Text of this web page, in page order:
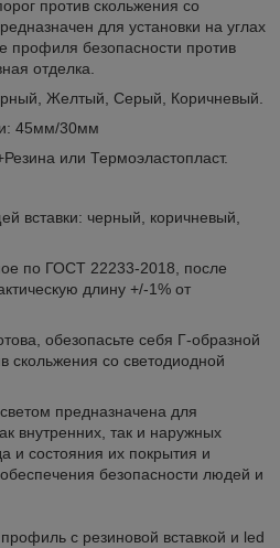
против скольжения со
для установки на углах
профиля безопасности против
отделка.
Желтый, Серый, Коричневый.
45мм/30мм
или Термоэластопласт.
вставки: черный, коричневый,
по ГОСТ 22233-2018, после
длину +/-1% от
обезопасьте себя Г-образной
скольжения со светодиодной
предназначена для
внутренних, так и наружных
и состояния их покрытия и
безопасности людей и
с резиновой вставкой и led